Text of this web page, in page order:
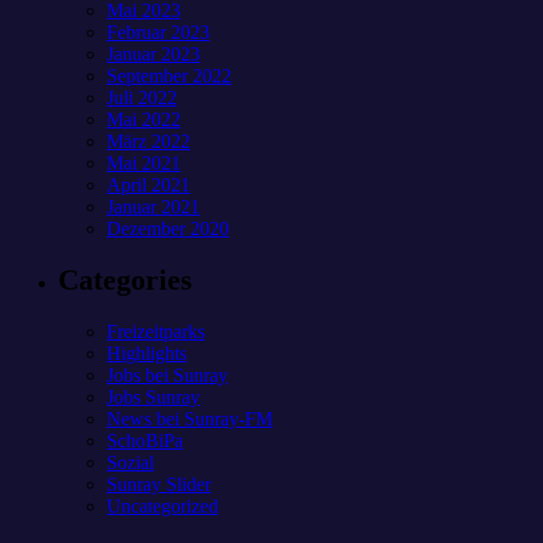
Mai 2023
Februar 2023
Januar 2023
September 2022
Juli 2022
Mai 2022
März 2022
Mai 2021
April 2021
Januar 2021
Dezember 2020
Categories
Freizeitparks
Highlights
Jobs bei Sunray
Jobs Sunray
News bei Sunray-FM
SchoBiPa
Sozial
Sunray Slider
Uncategorized